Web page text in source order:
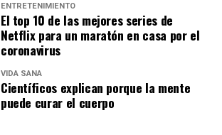
ENTRETENIMIENTO
El top 10 de las mejores series de
Netflix para un maratón en casa por el
coronavirus
VIDA SANA
Científicos explican porque la mente
puede curar el cuerpo